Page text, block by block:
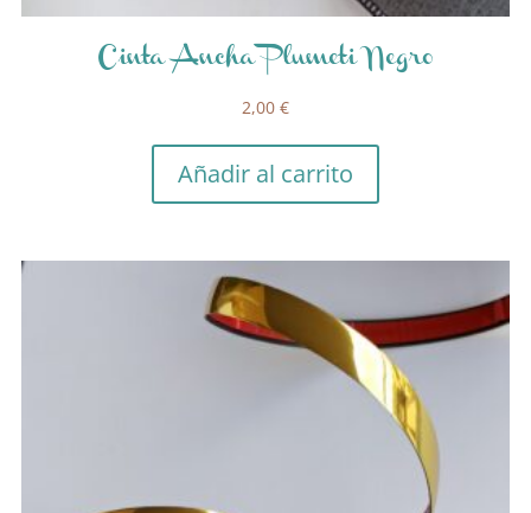
Cinta Ancha Plumeti Negro
2,00 €
Añadir al carrito